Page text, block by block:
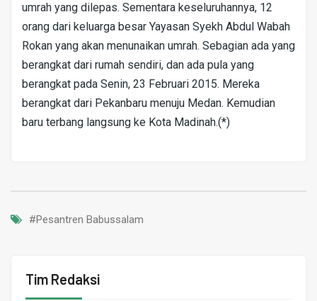
umrah yang dilepas. Sementara keseluruhannya, 12
orang dari keluarga besar Yayasan Syekh Abdul Wabah
Rokan yang akan menunaikan umrah. Sebagian ada yang
berangkat dari rumah sendiri, dan ada pula yang
berangkat pada Senin, 23 Februari 2015. Mereka
berangkat dari Pekanbaru menuju Medan. Kemudian
baru terbang langsung ke Kota Madinah.(*)
#Pesantren Babussalam
Tim Redaksi